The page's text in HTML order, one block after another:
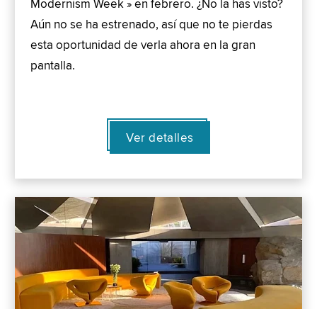
Modernism Week » en febrero. ¿No la has visto?
Aún no se ha estrenado, así que no te pierdas
esta oportunidad de verla ahora en la gran
pantalla.
Ver detalles